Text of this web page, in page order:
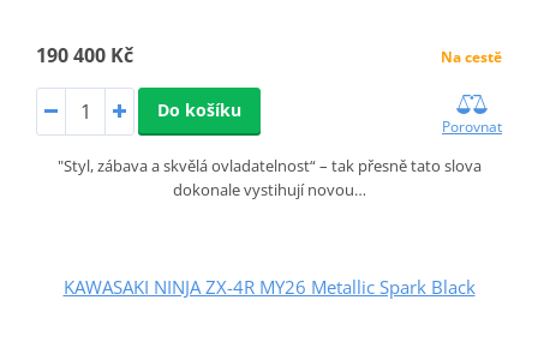
190 400 Kč Na cestě
Do košíku
Porovnat
"Styl, zábava a skvělá ovladatelnost“ – tak přesně tato slova
dokonale vystihují novou…
KAWASAKI NINJA ZX-4R MY26 Metallic Spark Black